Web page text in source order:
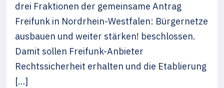
drei Fraktionen der gemeinsame Antrag
Freifunk in Nordrhein-Westfalen: Bürgernetze
ausbauen und weiter stärken! beschlossen.
Damit sollen Freifunk-Anbieter
Rechtssicherheit erhalten und die Etablierung
[…]